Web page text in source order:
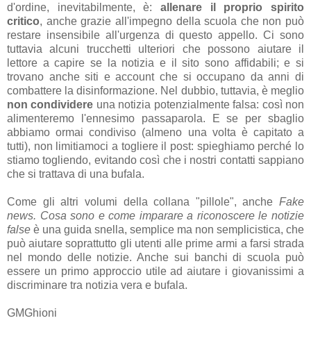
d'ordine, inevitabilmente, è: allenare il proprio spirito
critico, anche grazie all'impegno della scuola che non può
restare insensibile all'urgenza di questo appello. Ci sono
tuttavia alcuni trucchetti ulteriori che possono aiutare il
lettore a capire se la notizia e il sito sono affidabili; e si
trovano anche siti e account che si occupano da anni di
combattere la disinformazione. Nel dubbio, tuttavia, è meglio
non condividere una notizia potenzialmente falsa: così non
alimenteremo l'ennesimo passaparola. E se per sbaglio
abbiamo ormai condiviso (almeno una volta è capitato a
tutti), non limitiamoci a togliere il post: spieghiamo perché lo
stiamo togliendo, evitando così che i nostri contatti sappiano
che si trattava di una bufala.
Come gli altri volumi della collana "pillole", anche Fake
news. Cosa sono e come imparare a riconoscere le notizie
false è una guida snella, semplice ma non semplicistica, che
può aiutare soprattutto gli utenti alle prime armi a farsi strada
nel mondo delle notizie. Anche sui banchi di scuola può
essere un primo approccio utile ad aiutare i giovanissimi a
discriminare tra notizia vera e bufala.
GMGhioni